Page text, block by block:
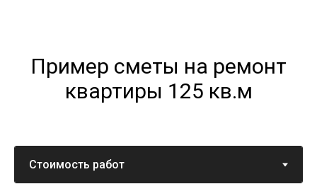
Пример сметы на ремонт
квартиры 125 кв.м